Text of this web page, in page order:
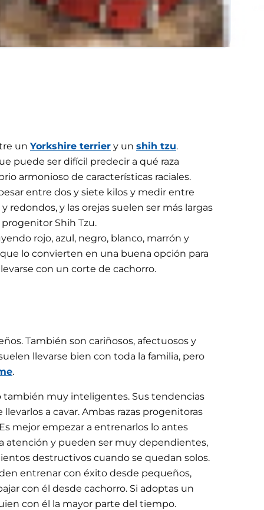
libre con juguetes.
un Yorkshire terrier y un shih tzu.
puede ser difícil predecir a qué raza
armonioso de características raciales.
entre dos y siete kilos y medir entre
redondos, y las orejas suelen ser más largas
Shih Tzu.
rojo, azul, negro, blanco, marrón y
lo convierten en una buena opción para
con un corte de cachorro.
También son cariñosos, afectuosos y
llevarse bien con toda la familia, pero
.
también muy inteligentes. Sus tendencias
a cavar. Ambas razas progenitoras
mejor empezar a entrenarlos lo antes
atención y pueden ser muy dependientes,
destructivos cuando se quedan solos.
entrenar con éxito desde pequeños,
con él desde cachorro. Si adoptas un
con él la mayor parte del tiempo.